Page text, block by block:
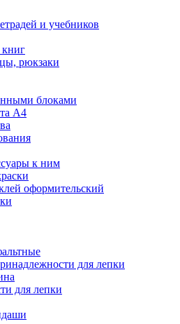
и учебников
книг
рюкзаки
блоками
А4
к ним
оформительский
для лепки
для лепки